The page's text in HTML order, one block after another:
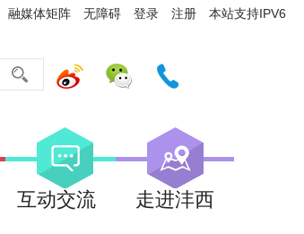
融媒体矩阵 无障碍 登录 注册 本站支持IPV6
互动交流 走进沣西